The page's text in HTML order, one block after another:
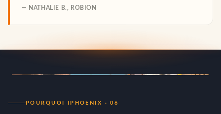
— NATHALIE B., ROBION
POURQUOI IPHOENIX · 06